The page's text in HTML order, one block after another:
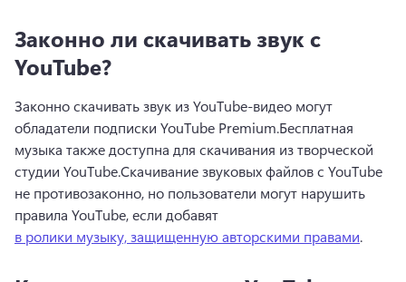
Законно ли скачивать звук с
YouTube?
Законно скачивать звук из YouTube-видео могут
обладатели подписки YouTube Premium.Бесплатная
музыка также доступна для скачивания из творческой
студии YouTube.Скачивание звуковых файлов с YouTube
не противозаконно, но пользователи могут нарушить
правила YouTube, если добавят
в ролики музыку, защищенную авторскими правами.